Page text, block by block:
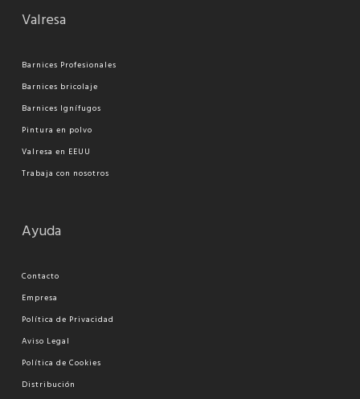
Valresa
Barnices Profesionales
Barnices bricolaje
Barnices Ignífugos
Pintura en polvo
Valresa en EEUU
Trabaja con nosotros
Ayuda
Contacto
Empresa
Política de Privacidad
Aviso Legal
Política de Cookies
Distribución